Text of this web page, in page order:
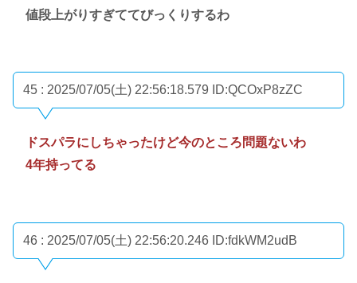
値段上がりすぎててびっくりするわ
45 : 2025/07/05(土) 22:56:18.579 ID:QCOxP8zZC
ドスパラにしちゃったけど今のところ問題ないわ
4年持ってる
46 : 2025/07/05(土) 22:56:20.246 ID:fdkWM2udB